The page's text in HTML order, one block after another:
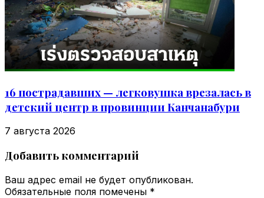
16 пострадавших — легковушка врезалась в
детский центр в провинции Канчанабури
7 августа 2026
Добавить комментарий
Ваш адрес email не будет опубликован.
Обязательные поля помечены *